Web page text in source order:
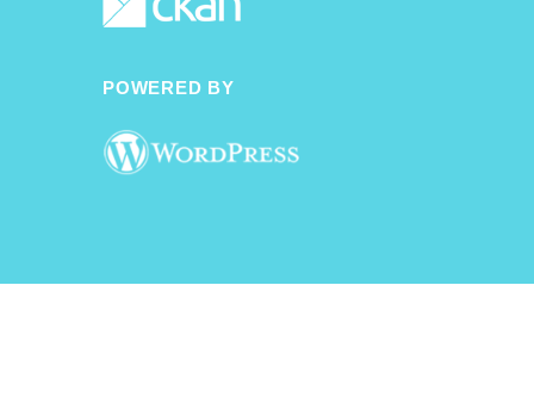
POWERED BY